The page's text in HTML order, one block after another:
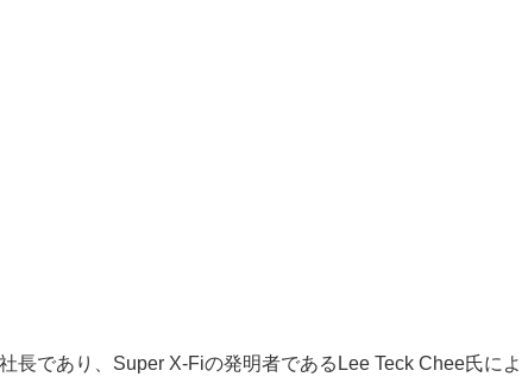
長であり、Super X-Fiの発明者であるLee Teck Chee氏によ